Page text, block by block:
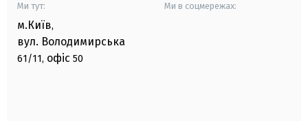
Ми тут:
м.Київ,
вул. Володимирська
61/11, офіс 50
Ми в соцмережах: